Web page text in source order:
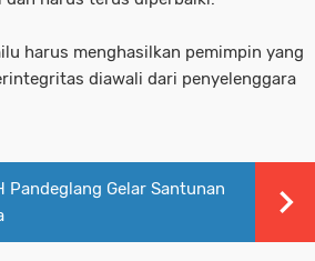
harus menghasilkan pemimpin yang
diawali dari penyelenggara
Pandeglang Gelar Santunan